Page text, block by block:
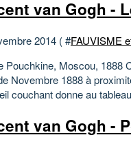
van Gogh -
2014 ( #FAUVISME
Pouchkine, Moscou, 1888
Novembre 1888 à
couchant donne au
van Gogh -